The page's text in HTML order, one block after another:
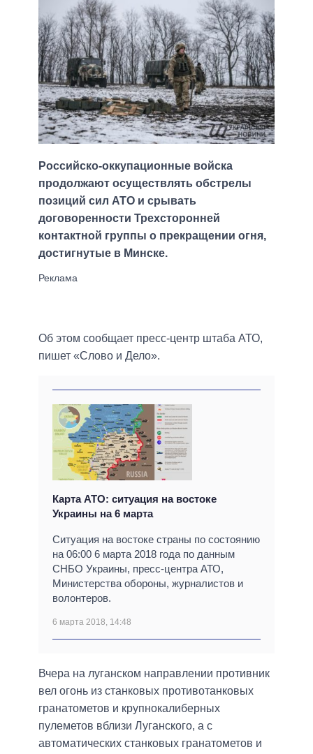
Российско-оккупационные войска
продолжают осуществлять обстрелы
позиций сил АТО и срывать
договоренности Трехсторонней
контактной группы о прекращении огня,
достигнутые в Минске.
Об этом сообщает пресс-центр штаба АТО,
пишет «Слово и Дело».
Карта АТО: ситуация на востоке
Украины на 6 марта
Ситуация на востоке страны по состоянию
на 06:00 6 марта 2018 года по данным
СНБО Украины, пресс-центра АТО,
Министерства обороны, журналистов и
волонтеров.
6 марта 2018, 14:48
Вчера на луганском направлении противник
вел огонь из станковых противотанковых
гранатометов и крупнокалиберных
пулеметов вблизи Луганского, а с
автоматических станковых гранатометов и